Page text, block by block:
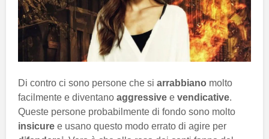
Di contro ci sono persone che si arrabbiano molto
facilmente e diventano aggressive e vendicative.
Queste persone probabilmente di fondo sono molto
insicure e usano questo modo errato di agire per